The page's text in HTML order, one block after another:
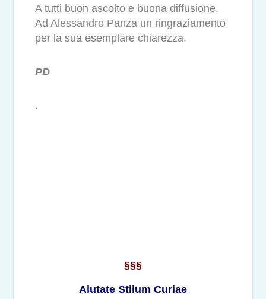
A tutti buon ascolto e buona diffusione.
Ad Alessandro Panza un ringraziamento
per la sua esemplare chiarezza.
PD
.
§§§
Aiutate Stilum Curiae